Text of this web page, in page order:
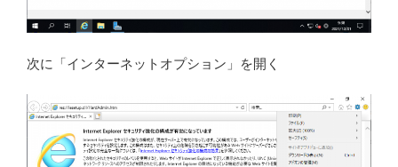
次に「インターネットオプション」を開く